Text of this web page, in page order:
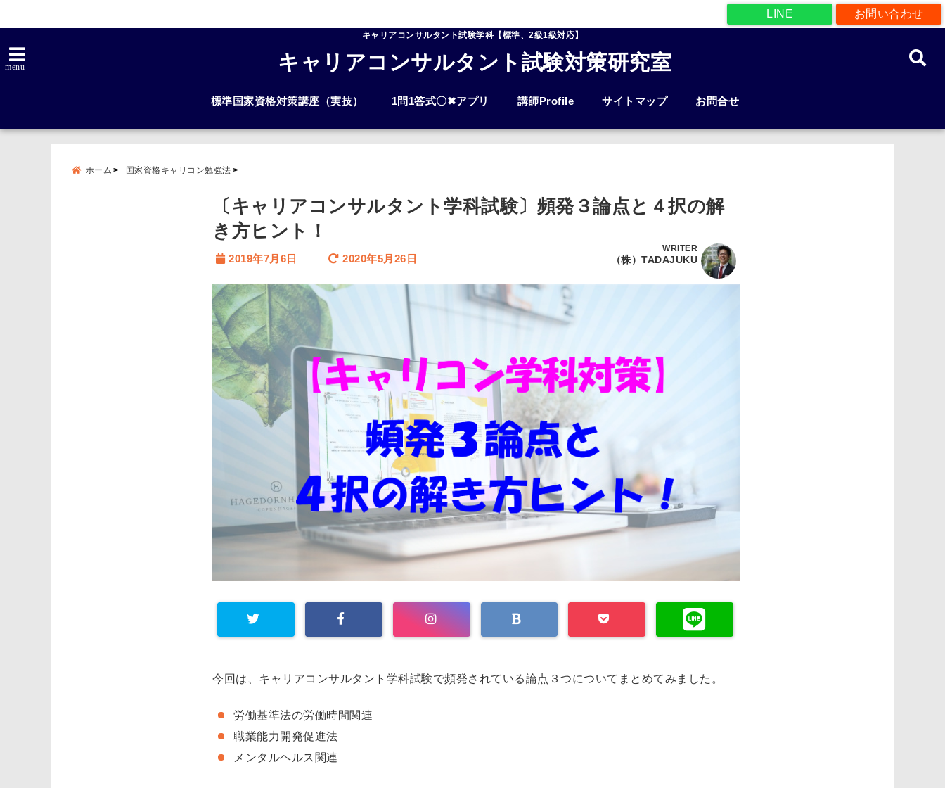
お問い合わせ
LINE
キャリアコンサルタント試験学科【標準、2級1級対応】
menu キャリアコンサルタント試験対策研究室
標準国家資格対策講座（実技） 1問1答式〇✖アプリ 講師Profile サイトマップ お問合せ
ホーム 国家資格キャリコン勉強法
〔キャリアコンサルタント学科試験〕頻発３論点と４択の解
き方ヒント！
2019年7月6日 2020年5月26日
WRITER
（株）TADAJUKU
今回は、キャリアコンサルタント学科試験で頻発されている論点３つについてまとめてみました。
労働基準法の労働時間関連
職業能力開発促進法
メンタルヘルス関連